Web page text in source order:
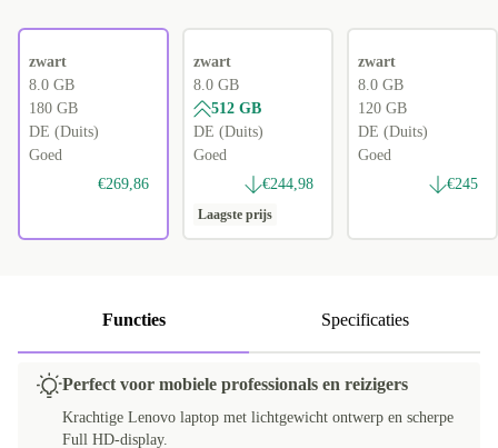
zwart
8.0 GB
180 GB
DE (Duits)
Goed
€269,86
zwart
8.0 GB
512 GB
DE (Duits)
Goed
€244,98
Laagste prijs
zwart
8.0 GB
120 GB
DE (Duits)
Goed
€245
Functies Specificaties
Perfect voor mobiele professionals en reizigers
Krachtige Lenovo laptop met lichtgewicht ontwerp en scherpe
Full HD-display.